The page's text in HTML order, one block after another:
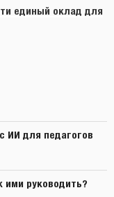
единый оклад для
ИИ для педагогов
ими руководить?